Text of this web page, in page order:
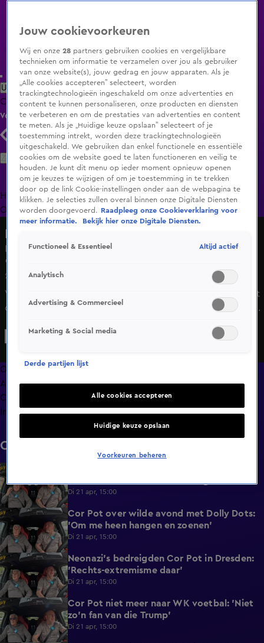
Uitzending Gemist Populaire programma's Zenders Genres
ClipsFilmsRadioSmart TV inlogShop
Volg KIJK
Zoeken
HomeUitzending Gemist Programma's De Bondgenoten
OranjezomerLivestreamsShop
De betekenis achter Victor Edvardsens mysterieuze post:
'Hij zei zoveel slechte dingen over mij'
22 apr 2025, 19:30
Victor Edvardsen vertelt openhartig over de kritiek vanuit
de media en hoe hij daarmee omgaat. Vorig seizoen werd
de gym vond hij een manier om zijn frustratie te
doubters." Sommigen dachten dat deze gericht was op
bedoelde.
Overzicht
Afleveringen
Clips
Info
Clips
1:10
Di 21 apr, 15:00
1:27
Cor Pot over wilde avond met Dolly Dots:
'Om me heen hangen en zoenen'
Di 21 apr, 15:00
0:34
Neonazi's bedreigden Cor Pot in Dresden:
'Rechts-extremisme daar'
Di 21 apr, 15:00
0:46
Cor Pot niet meer naar WK voetbal: 'Niet
zo'n fan van die Trump'
Di 21 apr, 15:00
Jouw cookievoorkeuren
Wij en onze28 partners gebruiken cookies en vergelijkbare
technieken om informatie te verzamelen over jou als gebruiker
van onze website(s), jouw gedrag en jouw apparaten. Als je
„Alle cookies accepteren” selecteert, worden
trackingtechnologieën ingeschakeld om onze advertenties en
content te kunnen personaliseren, onze producten en diensten
te verbeteren en om de prestaties van advertenties en content
te meten. Als je „Huidige keuze opslaan” selecteert of je
toestemming intrekt, worden deze trackingtechnologieën
uitgeschakeld. We gebruiken dan enkel functionele en essentiële
cookies om de website goed te laten functioneren en veilig te
houden. Je kunt dit menu op ieder moment opnieuw openen
om je keuzes te wijzigen of om je toestemming in te trekken
door op de link Cookie-instellingen onder aan de webpagina te
klikken. Je selecties zullen overal binnen onze Digitale Diensten
worden doorgevoerd.
Raadpleeg onze Cookieverklaring voor
meer informatie.
Bekijk hier onze Digitale Diensten.
Functioneel & Essentieel Altijd actief
Analytisch
Advertising & Commercieel
Marketing & Social media
Derde partijen lijst
Alle cookies accepteren
Huidige keuze opslaan
Voorkeuren beheren